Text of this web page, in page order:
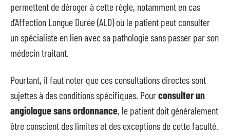
permettent de déroger à cette règle, notamment en cas
d’Affection Longue Durée (ALD) où le patient peut consulter
un spécialiste en lien avec sa pathologie sans passer par son
médecin traitant.
Pourtant, il faut noter que ces consultations directes sont
sujettes à des conditions spécifiques. Pourconsulter un
angiologue sans ordonnance, le patient doit généralement
être conscient des limites et des exceptions de cette faculté.